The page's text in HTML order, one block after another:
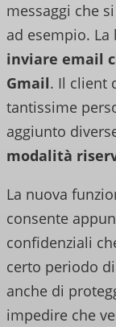
messaggi che
ad esempio.
inviare email
Gmail. Il client
tantissime
aggiunto
modalità
La nuova
consente
confidenziali
certo periodo
anche di
impedire che